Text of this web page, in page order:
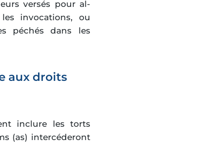
versés pour al-
invocations, ou
péchés dans les
aux droits
inclure les torts
(as) intercéderont